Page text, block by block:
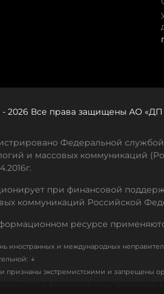
- 2026 Все права защищены АО
Федеральной
и массовых коммуникаций
при финансовой
коммуникаций Российской
ресурсе
иностранных и международных
↓
признаны экстремистскими и запрещены